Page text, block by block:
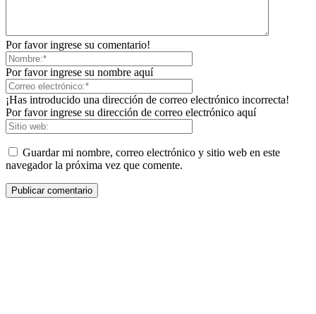
Por favor ingrese su comentario!
Por favor ingrese su nombre aquí
¡Has introducido una dirección de correo electrónico incorrecta!
Por favor ingrese su dirección de correo electrónico aquí
Guardar mi nombre, correo electrónico y sitio web en este
navegador la próxima vez que comente.